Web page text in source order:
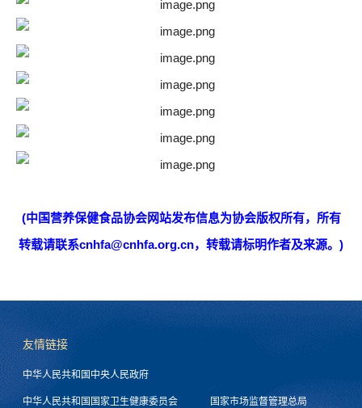
(中国营养保健食品协会网站发布信息为协会版权所有，所有
转载请联系cnhfa@cnhfa.org.cn，转载请标明作者及来源。)
友情链接
中华人民共和国中央人民政府
中华人民共和国国家卫生健康委员会 国家市场监督管理总局